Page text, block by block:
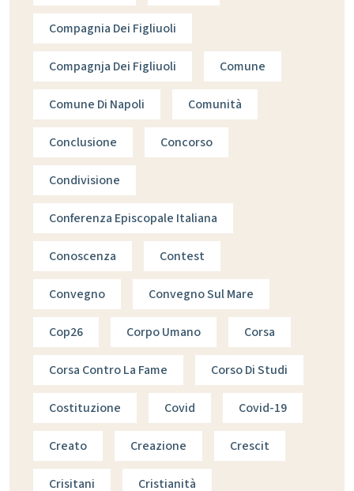
Compagnia Dei Figliuoli
Compagnja Dei Figliuoli Comune
Comune Di Napoli Comunità
Conclusione Concorso
Condivisione
Conferenza Episcopale Italiana
Conoscenza Contest
Convegno Convegno Sul Mare
Cop26 Corpo Umano Corsa
Corsa Contro La Fame Corso Di Studi
Costituzione Covid Covid-19
Creato Creazione Crescit
Crisitani Cristianità